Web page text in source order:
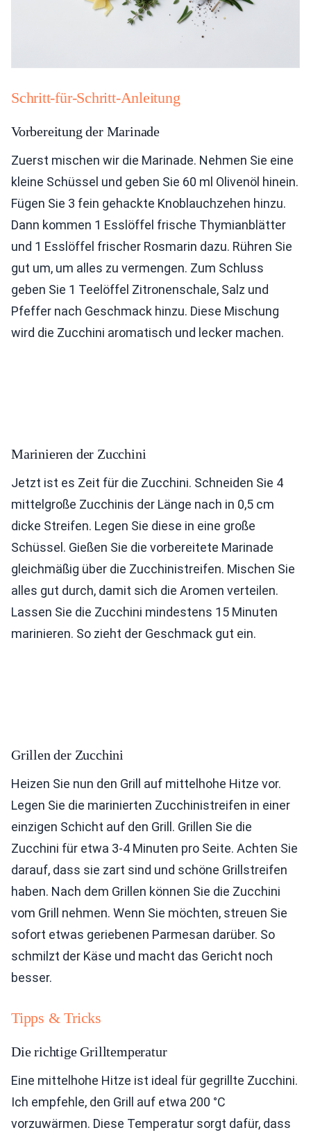
Schritt-für-Schritt-Anleitung
Vorbereitung der Marinade
Zuerst mischen wir die Marinade. Nehmen Sie eine
kleine Schüssel und geben Sie 60 ml Olivenöl hinein.
Fügen Sie 3 fein gehackte Knoblauchzehen hinzu.
Dann kommen 1 Esslöffel frische Thymianblätter
und 1 Esslöffel frischer Rosmarin dazu. Rühren Sie
gut um, um alles zu vermengen. Zum Schluss
geben Sie 1 Teelöffel Zitronenschale, Salz und
Pfeffer nach Geschmack hinzu. Diese Mischung
wird die Zucchini aromatisch und lecker machen.
Marinieren der Zucchini
Jetzt ist es Zeit für die Zucchini. Schneiden Sie 4
mittelgroße Zucchinis der Länge nach in 0,5 cm
dicke Streifen. Legen Sie diese in eine große
Schüssel. Gießen Sie die vorbereitete Marinade
gleichmäßig über die Zucchinistreifen. Mischen Sie
alles gut durch, damit sich die Aromen verteilen.
Lassen Sie die Zucchini mindestens 15 Minuten
marinieren. So zieht der Geschmack gut ein.
Grillen der Zucchini
Heizen Sie nun den Grill auf mittelhohe Hitze vor.
Legen Sie die marinierten Zucchinistreifen in einer
einzigen Schicht auf den Grill. Grillen Sie die
Zucchini für etwa 3-4 Minuten pro Seite. Achten Sie
darauf, dass sie zart sind und schöne Grillstreifen
haben. Nach dem Grillen können Sie die Zucchini
vom Grill nehmen. Wenn Sie möchten, streuen Sie
sofort etwas geriebenen Parmesan darüber. So
schmilzt der Käse und macht das Gericht noch
besser.
Tipps & Tricks
Die richtige Grilltemperatur
Eine mittelhohe Hitze ist ideal für gegrillte Zucchini.
Ich empfehle, den Grill auf etwa 200 °C
vorzuwärmen. Diese Temperatur sorgt dafür, dass